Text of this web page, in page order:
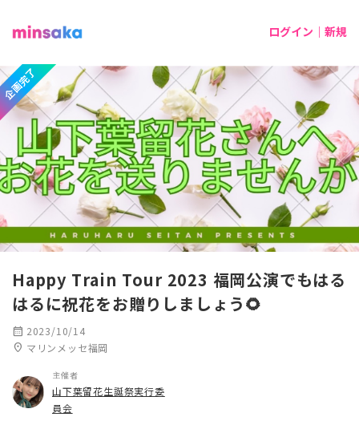
ログイン｜新規
企画完了
Happy Train Tour 2023 福岡公演でもはる
はるに祝花をお贈りしましょう🌻
calendar_month 2023/10/14
location_on マリンメッセ福岡
主催者
山下葉留花生誕祭実行委
員会